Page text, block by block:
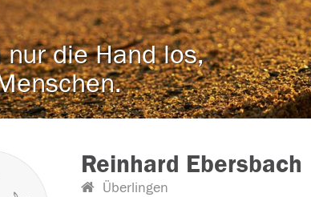
die Hand los,
Reinhard Ebersbach
Überlingen